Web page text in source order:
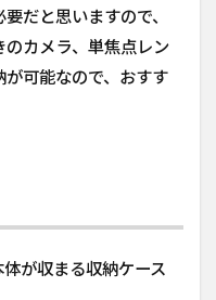
だと思いますので、
のカメラ、単焦点レン
可能なので、おすす
が収まる収納ケース